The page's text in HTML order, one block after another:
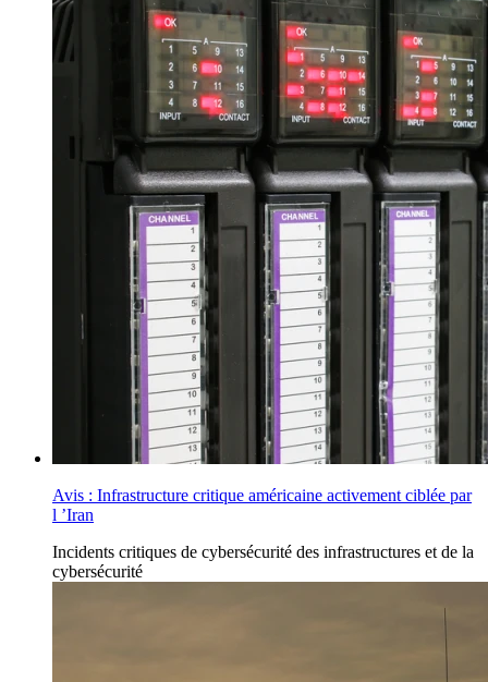
Avis : Infrastructure critique américaine activement ciblée par
l ’Iran
Incidents critiques de cybersécurité des infrastructures et de la
cybersécurité